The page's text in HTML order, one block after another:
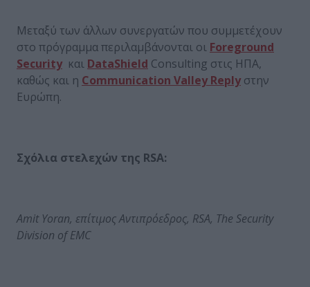
Μεταξύ των άλλων συνεργατών που συμμετέχουν
στο πρόγραμμα περιλαμβάνονται οι Foreground
Security και DataShield Consulting στις ΗΠΑ,
καθώς και η Communication Valley Reply στην
Ευρώπη.
Σχόλια στελεχών της RSA:
Amit Yoran, επίτιμοςΑντιπρόεδρος, RSA, The Security
Division of EMC